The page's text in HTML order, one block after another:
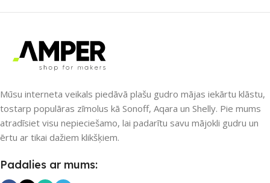
PIEEJAMS UZREIZ
Nē
UZREIZ PIEEJAMAIS
SKAITS
Nē
UZREIZ PIEEJAMAIS
Mūsu interneta veikals piedāvā plašu gudro mājas iekārtu klāstu,
tostarp populāras zīmolus kā Sonoff, Aqara un Shelly. Pie mums
atradīsiet visu nepieciešamo, lai padarītu savu mājokli gudru un
ērtu ar tikai dažiem klikšķiem.
Padalies ar mums: